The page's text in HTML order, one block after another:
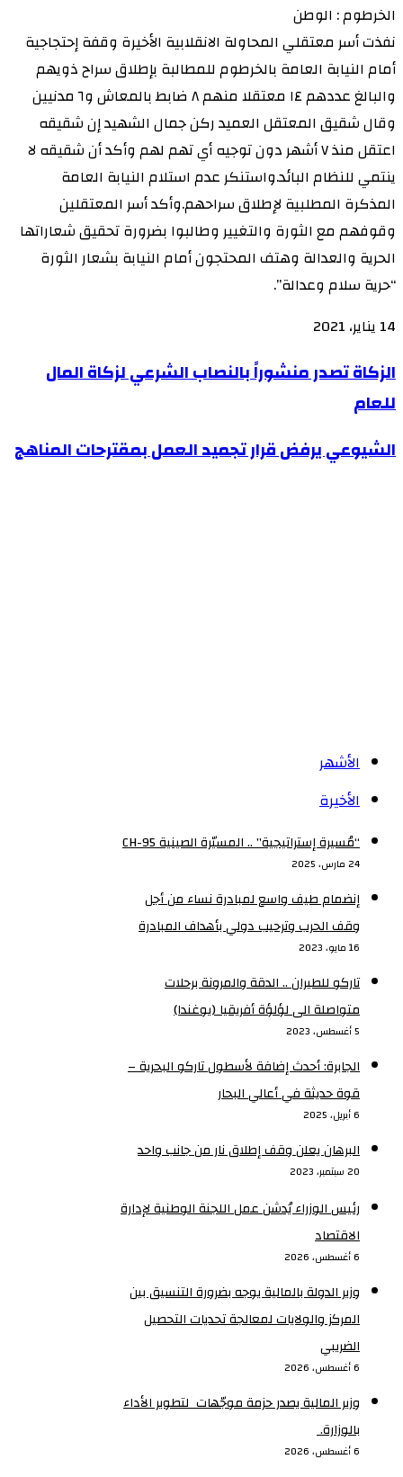
الخرطوم : الوطن
نفذت أسر معتقلي المحاولة الانقلابية الأخيرة وقفة إحتجاجية
أمام النيابة العامة بالخرطوم للمطالبة بإطلاق سراح ذويهم
والبالغ عددهم ١٤ معتقلا منهم ٨ ضابط بالمعاش و٦ مدنيين
وقال شقيق المعتقل العميد ركن جمال الشهيد إن شقيقه
اعتقل منذ ٧ أشهر دون توجيه أي تهم لهم وأكد أن شقيقه لا
ينتمي للنظام البائد.واستنكر عدم استلام النيابة العامة
المذكرة المطلبية لإطلاق سراحهم.وأكد أسر المعتقلين
وقوفهم مع الثورة والتغيير وطالبوا بضرورة تحقيق شعاراتها
الحرية والعدالة وهتف المحتجون أمام النيابة بشعار الثورة
“حرية سلام وعدالة”.
14 يناير، 2021
الزكاة
تصدر
منشوراً
بالنصاب
الزكاة تصدر منشوراً بالنصاب الشرعي لزكاة المال
للعام
الشيوعي
الشيوعي يرفض قرار تجميد العمل بمقترحات المناهج
الأشهر
الأخيرة
“مُسيرة إستراتيجية” .. المسيّرة الصينية CH-95
24 مارس، 2025
إنضمام طيف واسع لمبادرة نساء من أجل
وقف الحرب وترحيب دولي بأهداف المبادرة
16 مايو، 2023
تاركو للطيران .. الدقة والمرونة برحلات
متواصلة الى لؤلؤة أفريقيا (يوغندا)
5 أغسطس، 2023
الجابرة: أحدث إضافة لأسطول تاركو البحرية –
قوة حديثة في أعالي البحار
6 أبريل، 2025
البرهان يعلن وقف إطلاق نار من جانب واحد
20 سبتمبر، 2023
رئيس الوزراء يُدشن عمل اللجنة الوطنية لإدارة
الاقتصاد
6 أغسطس، 2026
وزير الدولة بالمالية يوجه بضرورة التنسيق بين
المركز والولايات لمعالجة تحديات التحصيل
الضريبي‏
6 أغسطس، 2026
وزير المالية يصدر حزمة موجّهات لتطوير الأداء
بالوزارة. ‏
6 أغسطس، 2026